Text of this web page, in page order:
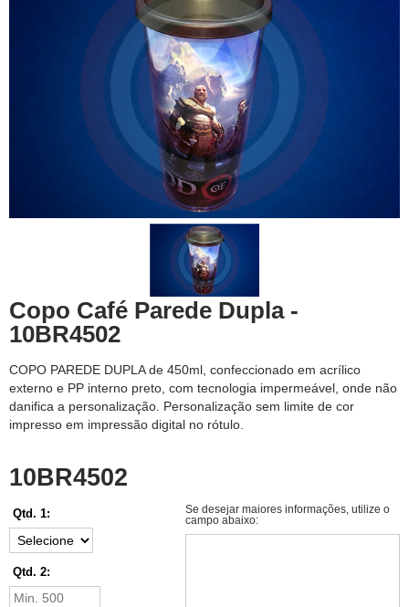
Copo Café Parede Dupla -
10BR4502
COPO PAREDE DUPLA de 450ml, confeccionado em acrílico
externo e PP interno preto, com tecnologia impermeável, onde não
danifica a personalização. Personalização sem limite de cor
impresso em impressão digital no rótulo.
10BR4502
Qtd. 1:
Qtd. 2:
Se desejar maiores informações, utilize o
campo abaixo: